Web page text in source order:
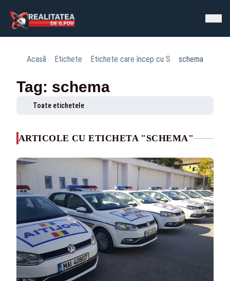
Acasă Etichete Etichete care încep cu S schema
Tag: schema
Toate etichetele
ARTICOLE CU ETICHETA "SCHEMA"